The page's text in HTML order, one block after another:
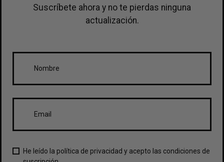
Suscríbete ahora y no te pierdas ninguna
actualización.
He leído la política de privacidad y acepto las condiciones de